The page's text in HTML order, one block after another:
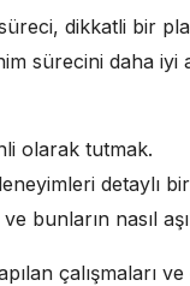
dikkatli bir
sürecini daha iyi
olarak tutmak.
detaylı
bunların nasıl
çalışmaları